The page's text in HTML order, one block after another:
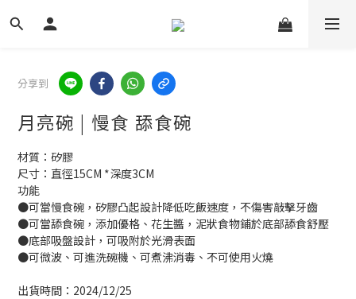
分享到
月亮碗 | 慢食 舔食碗
材質：矽膠
尺寸：直徑15CM *深度3CM
功能
●可當慢食碗，矽膠凸起設計降低吃飯速度，不傷害敲擊牙齒
●可當舔食碗，添加優格、花生醬，泥狀食物鋪於底部舔食舒壓
●底部吸盤設計，可吸附於光滑表面
●可微波、可進洗碗機、可煮沸消毒、不可使用火燒
出貨時間：2024/12/25